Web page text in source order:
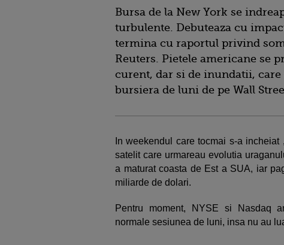
Bursa de la New York se
turbulente. Debuteaza cu
termina cu raportul privind
Reuters. Pietele americane se
curent, dar si de inundatii, care
bursiera de luni de pe Wall
In weekendul care tocmai s-a
satelit care urmareau evolutia
a maturat coasta de Est a SUA, iar
miliarde de dolari.
Pentru moment, NYSE si Nasdaq
normale sesiunea de luni, insa nu au